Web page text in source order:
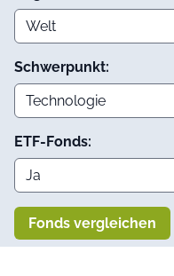
Schwerpunkt:
ETF-Fonds:
Fonds vergleichen